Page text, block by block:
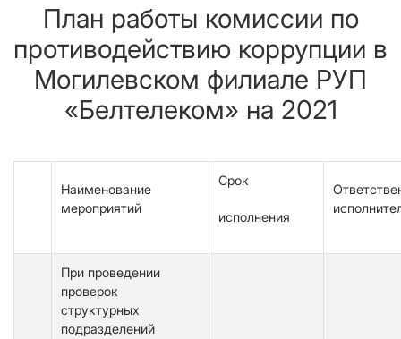
План работы комиссии по
противодействию коррупции в
Могилевском филиале РУП
«Белтелеком» на 2021
Наименование
мероприятий
Срок
исполнения
При проведении
проверок
структурных
подразделений